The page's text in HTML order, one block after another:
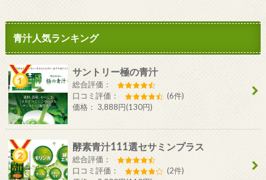
青汁人気ランキング
サントリー極の青汁
総合評価：
口コミ評価：
(6件)
価格： 3,888円(130円)
酵素青汁111選セサミンプラス
総合評価：
口コミ評価：
(2件)